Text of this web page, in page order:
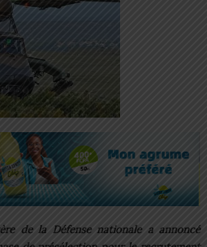
de la Défense nationale a annoncé